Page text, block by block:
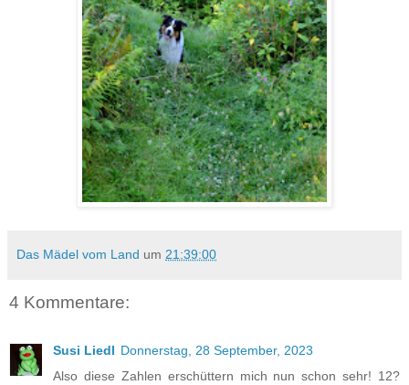
Das Mädel vom Land um 21:39:00
4 Kommentare:
Susi Liedl Donnerstag, 28 September, 2023
Also diese Zahlen erschüttern mich nun schon sehr! 12?